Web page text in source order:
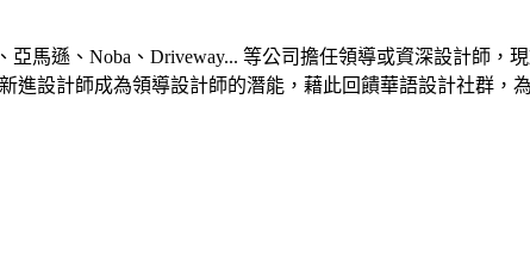
馬遜、Noba、Driveway... 等公司擔任領導或資深設計師，
進設計師成為領導設計師的潛能，藉此回饋華語設計社群，